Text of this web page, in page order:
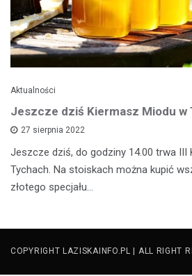
Aktualności
Jeszcze dziś Kiermasz Miodu w
27 sierpnia 2022
Jeszcze dziś, do godziny 14.00 trwa III
Tychach. Na stoiskach można kupić
złotego specjału…
COPYRIGHT LAZISKAINFO.PL | ALL RIGHT